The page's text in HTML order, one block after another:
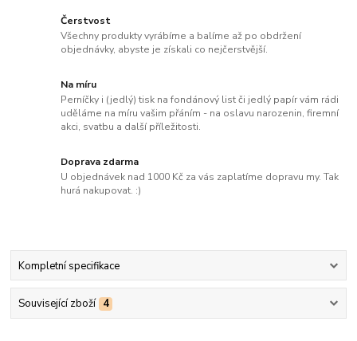
Čerstvost
Všechny produkty vyrábíme a balíme až po obdržení
objednávky, abyste je získali co nejčerstvější.
Na míru
Perníčky i (jedlý) tisk na fondánový list či jedlý papír vám rádi
uděláme na míru vašim přáním - na oslavu narozenin, firemní
akci, svatbu a další příležitosti.
Doprava zdarma
U objednávek nad 1000 Kč za vás zaplatíme dopravu my. Tak
hurá nakupovat. :)
Kompletní specifikace
Související zboží 4